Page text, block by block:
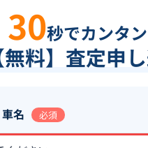
30秒でカンタン
無料】査定申
名 必須